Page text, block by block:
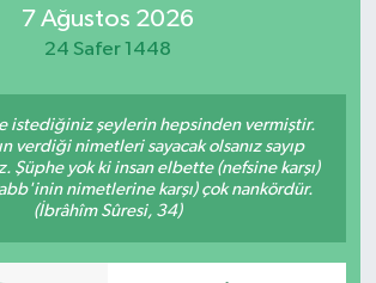
7 Ağustos 2026
24 Safer 1448
istediğiniz şeylerin hepsinden vermiştir.
verdiği nimetleri sayacak olsanız sayıp
Şüphe yok ki insan elbette (nefsine karşı)
nimetlerine karşı) çok nankördür.
(İbrâhîm Sûresi, 34)